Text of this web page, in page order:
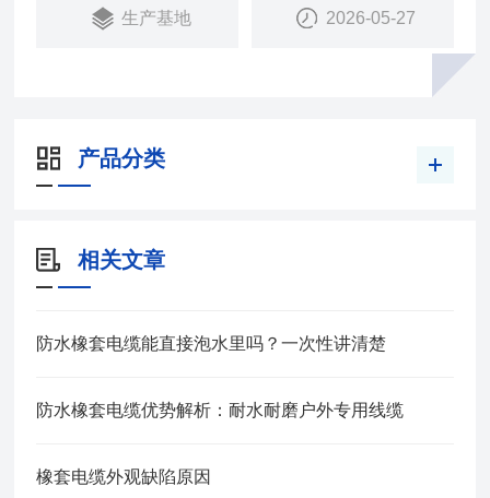
生产基地 2026-05-27
产品分类
相关文章
防水橡套电缆能直接泡水里吗？一次性讲清楚
防水橡套电缆优势解析：耐水耐磨户外专用线缆
橡套电缆外观缺陷原因